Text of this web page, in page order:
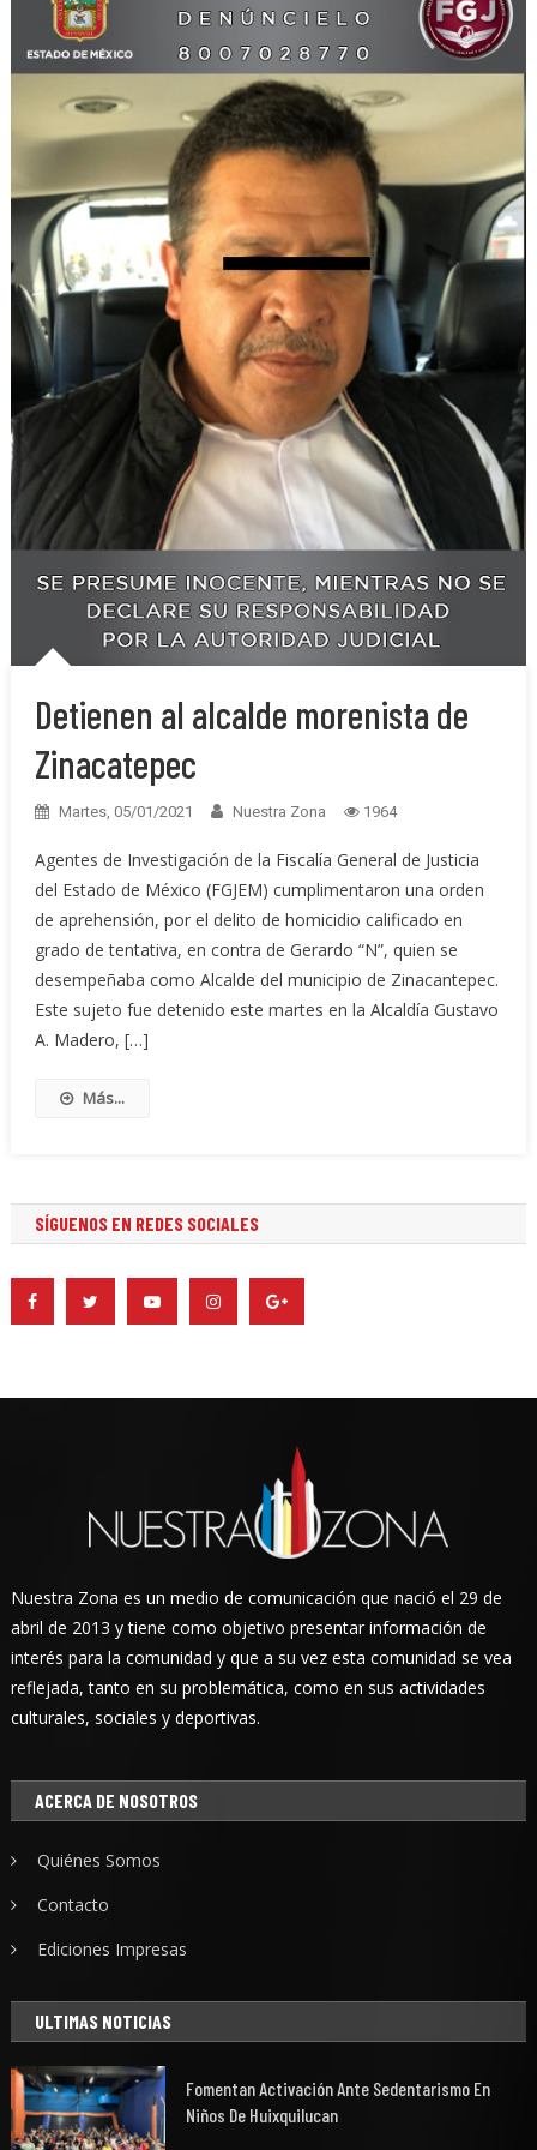
Detienen al alcalde morenista de
Zinacatepec
Martes, 05/01/2021 Nuestra Zona 1964
Agentes de Investigación de la Fiscalía General de Justicia
del Estado de México (FGJEM) cumplimentaron una orden
de aprehensión, por el delito de homicidio calificado en
grado de tentativa, en contra de Gerardo “N”, quien se
desempeñaba como Alcalde del municipio de Zinacantepec.
Este sujeto fue detenido este martes en la Alcaldía Gustavo
A. Madero, […]
Más...
SÍGUENOS EN REDES SOCIALES
Nuestra Zona es un medio de comunicación que nació el 29 de
abril de 2013 y tiene como objetivo presentar información de
interés para la comunidad y que a su vez esta comunidad se vea
reflejada, tanto en su problemática, como en sus actividades
culturales, sociales y deportivas.
ACERCA DE NOSOTROS
Quiénes Somos
Contacto
Ediciones Impresas
ULTIMAS NOTICIAS
Fomentan Activación Ante Sedentarismo En
Niños De Huixquilucan